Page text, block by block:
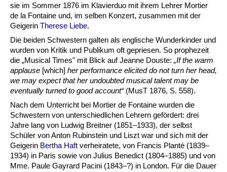
sie im Sommer 1876 im Klavierduo mit ihrem Lehrer Mortier
de la Fontaine und, im selben Konzert, zusammen mit der
Geigerin Therese Liebe.
Die beiden Schwestern galten als englische Wunderkinder und
wurden von Kritik und Publikum oft gepriesen. So prophezeit
die „Musical Times" mit Blick auf Jeanne Douste: „If the warm
applause [which] her performance elicited do not turn her head,
we may expect that her undoubted musical talent may be
eventually turned to good account“(MusT 1876, S. 558).
Nach dem Unterricht bei Mortier de Fontaine wurden die
Schwestern von unterschiedlichen Lehrern gefördert: drei
Jahre lang von Ludwig Breitner (1851–1933), der selbst
Schüler von Anton Rubinstein und Liszt war und sich mit der
Geigerin Bertha Haft verheiratete, von Francis Planté (1839–
1934) in Paris sowie von Julius Benedict (1804–1885) und von
Mme. Paule Gayrard Pacini (1843–?) in London. Für die Dauer